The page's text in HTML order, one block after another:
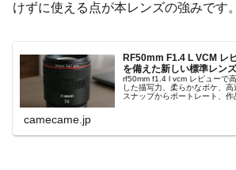
けずに使える点が本レンズの強みです。
RF50mm F1.4 L VCM レ
を備えた新しい標準レン
rf50mm f1.4 l vcm レビューで
した描写力、柔らかなボケ、
スナップからポートレート、作
camecame.jp